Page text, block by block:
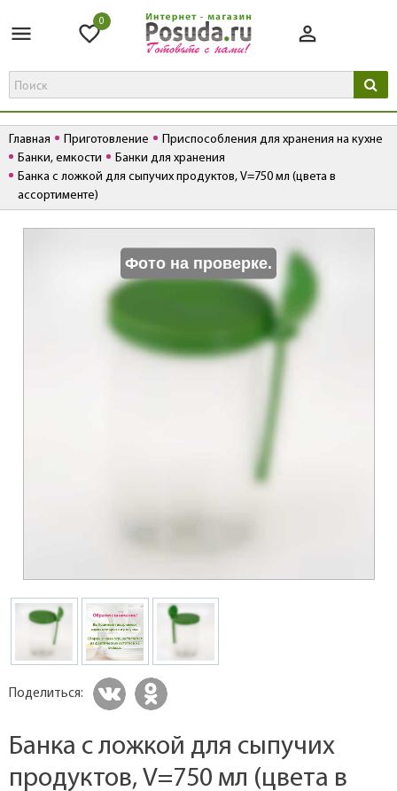
0
Главная Приготовление
Приспособления для хранения на кухне
Банки, емкости
Банки для хранения
Банка с ложкой для сыпучих продуктов, V=750 мл (цвета в
ассортименте)
Фото на проверке.
Поделиться:
Банка с ложкой для сыпучих
продуктов, V=750 мл (цвета в